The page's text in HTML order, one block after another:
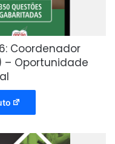
Coordenador
– Oportunidade